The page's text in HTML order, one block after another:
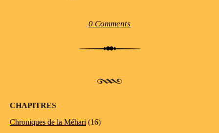
0 Comments
CHAPITRES
Chroniques de la Méhari (16)